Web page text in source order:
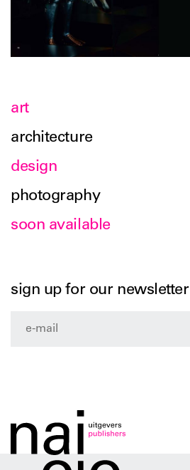
art
architecture
design
photography
soon available
sign up for our newsletter